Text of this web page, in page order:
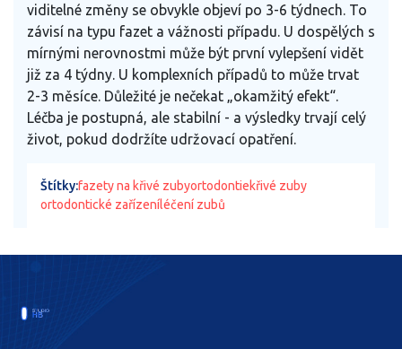
viditelné změny se obvykle objeví po 3-6 týdnech. To
závisí na typu fazet a vážnosti případu. U dospělých s
mírnými nerovnostmi může být první vylepšení vidět
již za 4 týdny. U komplexních případů to může trvat
2-3 měsíce. Důležité je nečekat „okamžitý efekt“.
Léčba je postupná, ale stabilní - a výsledky trvají celý
život, pokud dodržíte udržovací opatření.
Štítky:fazety na křivé zubyortodontiekřivé zuby
ortodontické zařízeníléčení zubů